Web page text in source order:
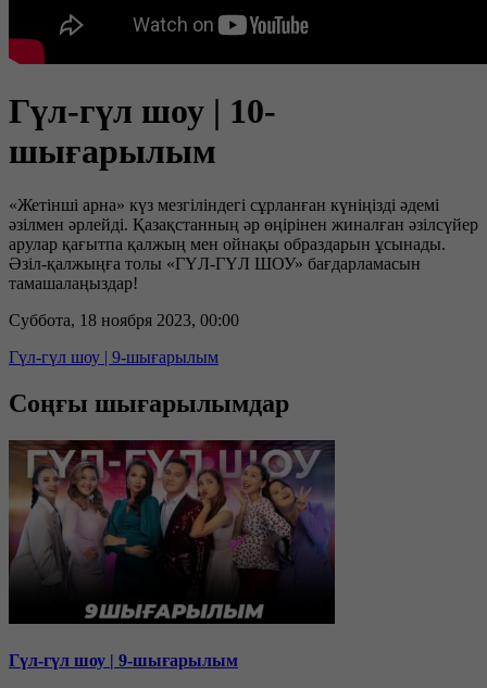
Гүл-гүл шоу | 10-
шығарылым
«Жетінші арна» күз мезгіліндегі сұрланған күніңізді әдемі
әзілмен әрлейді. Қазақстанның әр өңірінен жиналған әзілсүйер
арулар қағытпа қалжың мен ойнақы образдарын ұсынады.
Әзіл-қалжыңға толы «ГҮЛ-ГҮЛ ШОУ» бағдарламасын
тамашалаңыздар!
Суббота, 18 ноября 2023, 00:00
Гүл-гүл шоу | 9-шығарылым
Соңғы шығарылымдар
Гүл-гүл шоу | 9-шығарылым